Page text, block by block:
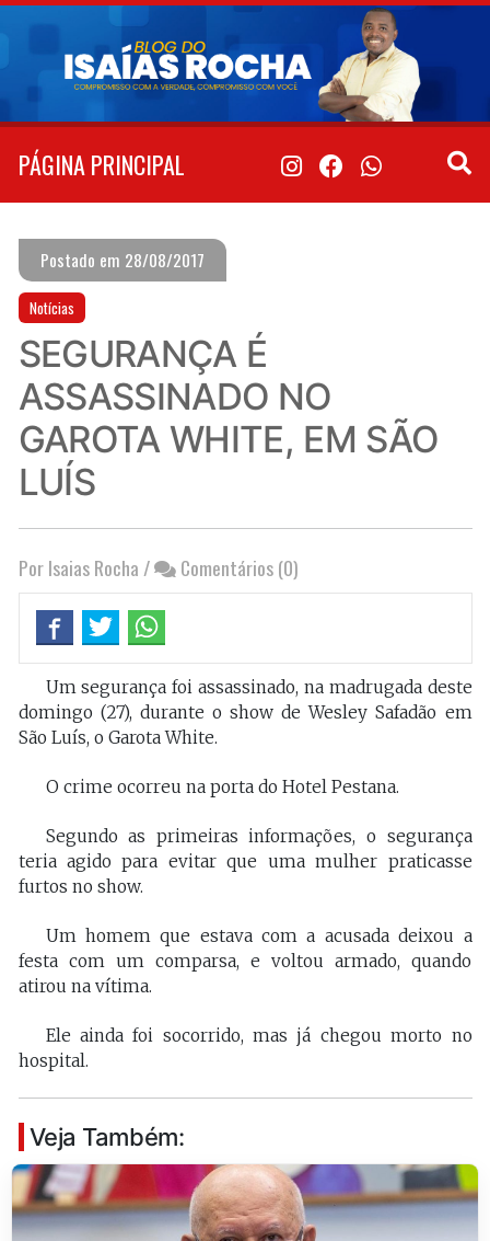
Pular
conteúdo
PÁGINA PRINCIPAL
Postado em 28/08/2017
Notícias
SEGURANÇA É
ASSASSINADO NO
GAROTA WHITE, EM SÃO
LUÍS
Por Isaias Rocha / Comentários (0)
Um segurança foi assassinado, na madrugada deste
domingo (27), durante o show de Wesley Safadão em
São Luís, o Garota White.
O crime ocorreu na porta do Hotel Pestana.
Segundo as primeiras informações, o segurança
teria agido para evitar que uma mulher praticasse
furtos no show.
Um homem que estava com a acusada deixou a
festa com um comparsa, e voltou armado, quando
atirou na vítima.
Ele ainda foi socorrido, mas já chegou morto no
hospital.
Veja Também: